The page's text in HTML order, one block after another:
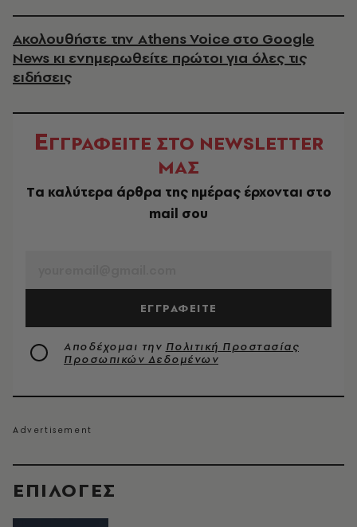
EΠΙΛΟΓΈΣ
Ακολουθήστε την Athens Voice στο Google
News κι ενημερωθείτε πρώτοι για όλες τις
ειδήσεις
ΕΓΓΡΑΦΕΙΤΕ ΣΤΟ NEWSLETTER
ΜΑΣ
Tα καλύτερα άρθρα της ημέρας έρχονται στο
mail σου
ΕΓΓΡΑΦΕΙΤΕ
Αποδέχομαι την Πολιτική Προστασίας
Προσωπικών Δεδομένων